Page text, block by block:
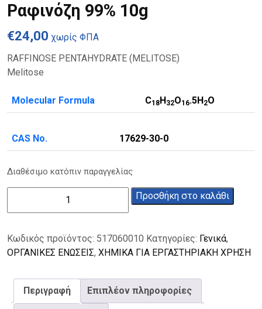
Ραφινόζη 99% 10g
€24,00 χωρίς ΦΠΑ
RAFFINOSE PENTAHYDRATE (MELITOSE)
Melitose
Molecular Formula C1 8H32O1 6.5H2O
CAS No. 17629-30-0
Διαθέσιμο κατόπιν παραγγελίας
ποσότητα
Προσθήκη στο καλάθι
Κωδικός προϊόντος: 517060010 Κατηγορίες: Γενικά,
ΟΡΓΑΝΙΚΕΣ ΕΝΩΣΕΙΣ, ΧΗΜΙΚΑ ΓΙΑ ΕΡΓΑΣΤΗΡΙΑΚΗ ΧΡΗΣΗ
Περιγραφή Επιπλέον πληροφορίες